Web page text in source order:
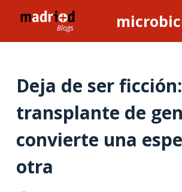
l
a
n
Deja de ser
transplante de
convierte una
otra